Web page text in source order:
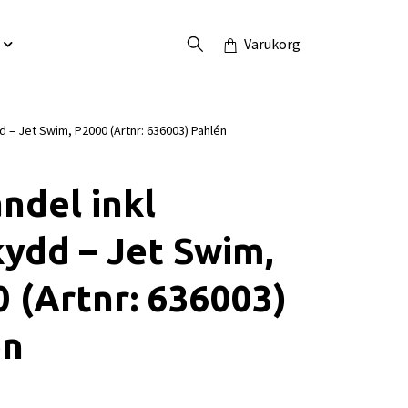
Varukorg
Jet Swim, P2000 (Artnr: 636003) Pahlén
inkl
– Jet Swim,
(Artnr: 636003)